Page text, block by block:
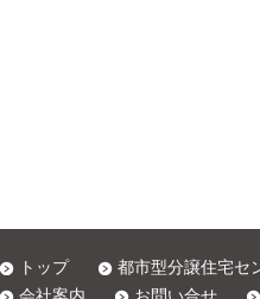
トップ 都市型分譲住宅セ